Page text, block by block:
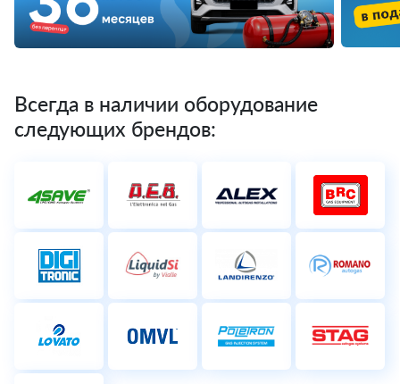
Всегда в наличии оборудование
следующих брендов: